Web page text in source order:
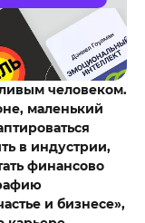
человеком.
маленький
в индустрии,
финансово
и бизнесе»,